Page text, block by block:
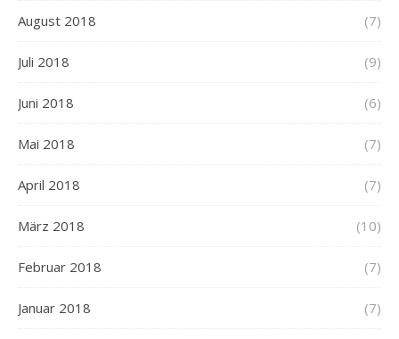
August 2018 (7)
Juli 2018 (9)
Juni 2018 (6)
Mai 2018 (7)
April 2018 (7)
März 2018 (10)
Februar 2018 (7)
Januar 2018 (7)